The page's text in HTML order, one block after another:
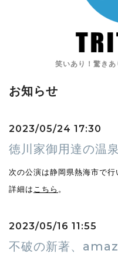
笑いあり！驚き
お知らせ
2023/05/24 17:30
徳川家御用達の温
次の公演は静岡県熱海市で行
詳細はこちら 。
2023/05/16 11:55
不破の新著、